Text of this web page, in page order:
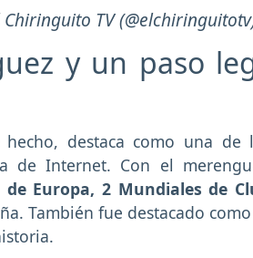
TV
y un paso
hecho, destaca como una
de Internet. Con el
de Europa, 2 Mundiales de
También fue destacado